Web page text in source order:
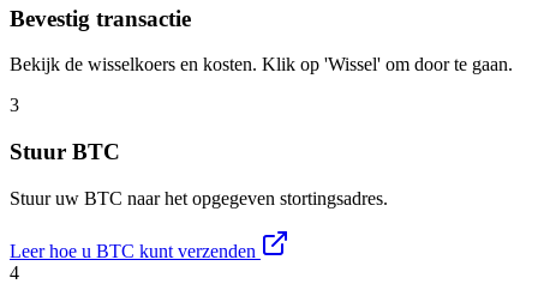
Bevestig transactie
Bekijk de wisselkoers en kosten. Klik op 'Wissel' om door te gaan.
3
Stuur BTC
Stuur uw BTC naar het opgegeven stortingsadres.
Leer hoe u BTC kunt verzenden
4